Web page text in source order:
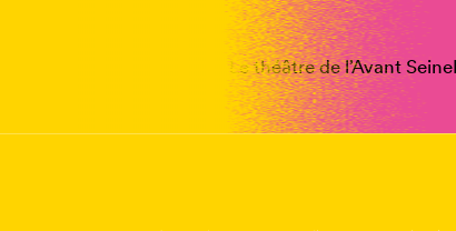
Le théâtre de l’Avant Seine